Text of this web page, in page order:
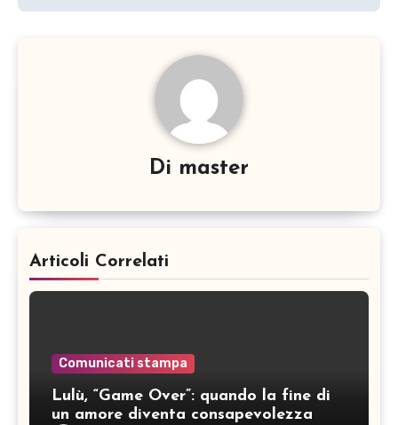
Di master
Articoli Correlati
Comunicati stampa
Lulù, “Game Over”: quando la fine di
un amore diventa consapevolezza